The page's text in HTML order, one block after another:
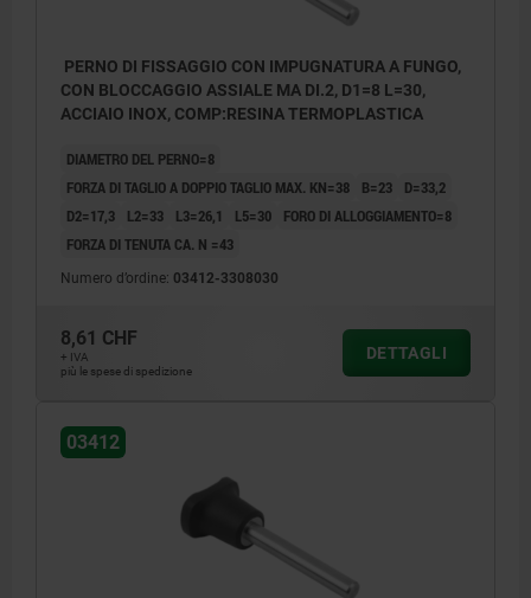
PERNO DI FISSAGGIO CON IMPUGNATURA A FUNGO,
CON BLOCCAGGIO ASSIALE MA DI.2, D1=8 L=30,
ACCIAIO INOX, COMP:RESINA TERMOPLASTICA
DIAMETRO DEL PERNO=8
FORZA DI TAGLIO A DOPPIO TAGLIO MAX. KN=38
B=23
D=33,2
D2=17,3
L2=33 L3=26,1 L5=30
FORO DI ALLOGGIAMENTO=8
FORZA DI TENUTA CA. N =43
Numero d’ordine: 03412-3308030
8,61 CHF
+ IVA
più le spese di spedizione
DETTAGLI
03412